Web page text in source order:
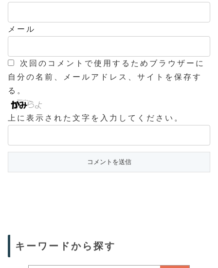
メール
次回のコメントで使用するためブラウザーに
自分の名前、メールアドレス、サイトを保存す
る。
上に表示された文字を入力してください。
キーワードから探す